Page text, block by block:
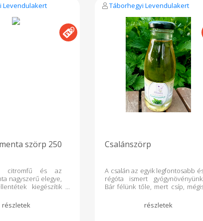
Levendulakert
szörp 250
citromfű és az
nagyszerű elegye,
kiegészítik
nélkül,
Táborhegyi Levendulakert
Csalánszörp
A csalán az egyik legfontosabb
régóta ismert gyógynövényünk.
Bár félünk tőle, mert csíp,
miatt. Vizelethajtó és